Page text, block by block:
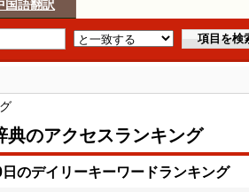
国語翻訳
典のアクセスランキング
のデイリーキーワードランキング